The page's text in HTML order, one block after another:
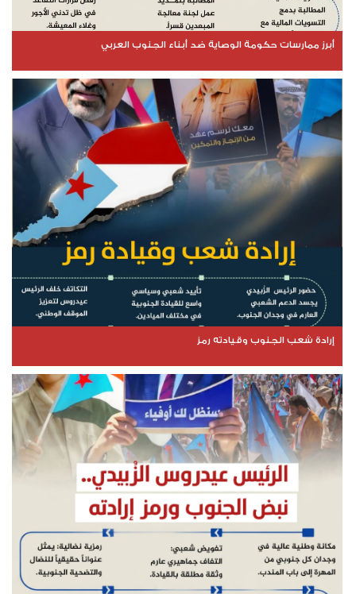
أبرز ممارسات حكومة الوصاية ضد أبناء الجنوب العربي
إرادة شعب الجنوب وقيادته رمز